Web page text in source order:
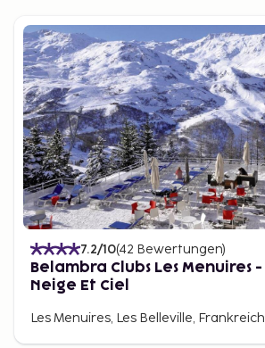
7.2/10(42 Bewertungen)
Belambra Clubs Les Menuires -
Neige Et Ciel
Les Menuires, Les Belleville, Frankreich